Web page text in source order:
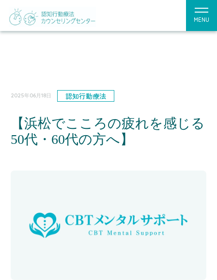
MENU
2025年06月18日 認知行動療法
【浜松でこころの疲れを感じる
50代・60代の方へ】